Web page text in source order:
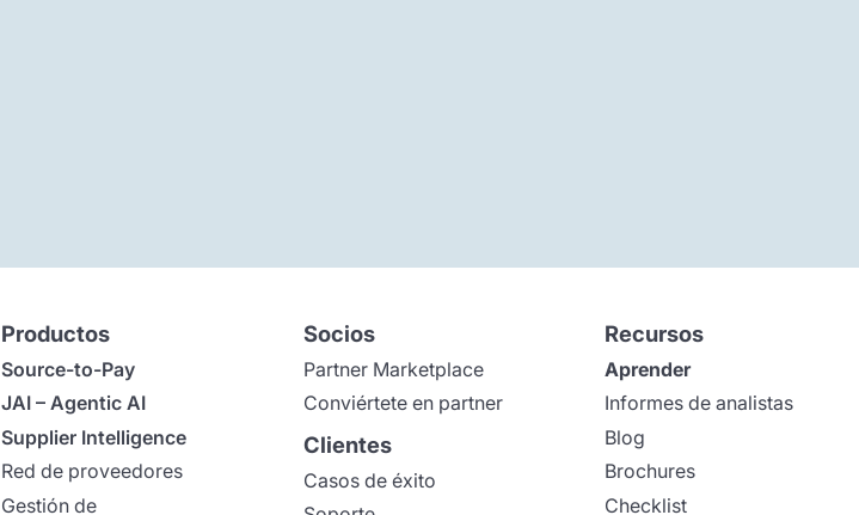
Productos
Source-to-Pay
JAI – Agentic AI
Supplier Intelligence
Red de proveedores
Gestión de
Socios
Partner Marketplace
Conviértete en partner
Clientes
Casos de éxito
Recursos
Aprender
Informes de analistas
Blog
Brochures
Checklist